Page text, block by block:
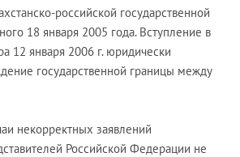
российской государственной
18 января 2005 года. Вступление в
12 января 2006 г. юридически
государственной границы между
некорректных заявлений
Российской Федерации не